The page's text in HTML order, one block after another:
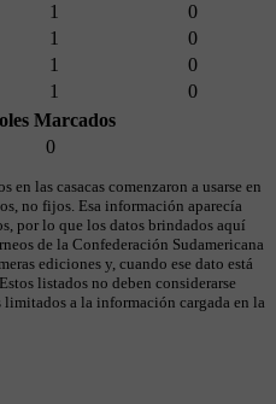
1
0
1
0
1
0
1
0
Marcados
0
en las casacas comenzaron a usarse en
no fijos. Esa información aparecía
por lo que los datos brindados aquí
de la Confederación Sudamericana
ediciones y, cuando ese dato está
listados no deben considerarse
a la información cargada en la